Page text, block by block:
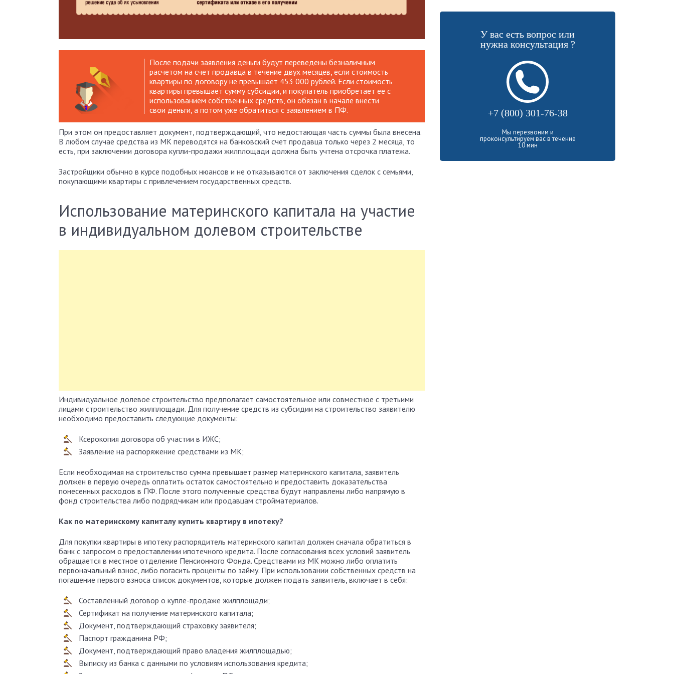
После подачи заявления деньги будут переведены безналичным
расчетом на счет продавца в течение двух месяцев, если стоимость
квартиры по договору не превышает 453 000 рублей. Если стоимость
квартиры превышает сумму субсидии, и покупатель приобретает ее с
использованием собственных средств, он обязан в начале внести
свои деньги, а потом уже обратиться с заявлением в ПФ.
При этом он предоставляет документ, подтверждающий, что недостающая часть суммы была внесена.
В любом случае средства из МК переводятся на банковский счет продавца только через 2 месяца, то
есть, при заключении договора купли-продажи жилплощади должна быть учтена отсрочка платежа.
Застройщики обычно в курсе подобных нюансов и не отказываются от заключения сделок с семьями,
покупающими квартиры с привлечением государственных средств.
Использование материнского капитала на участие
в индивидуальном долевом строительстве
Индивидуальное долевое строительство предполагает самостоятельное или совместное с третьими
лицами строительство жилплощади. Для получение средств из субсидии на строительство заявителю
необходимо предоставить следующие документы:
Ксерокопия договора об участии в ИЖС;
Заявление на распоряжение средствами из МК;
Если необходимая на строительство сумма превышает размер материнского капитала, заявитель
должен в первую очередь оплатить остаток самостоятельно и предоставить доказательства
понесенных расходов в ПФ. После этого полученные средства будут направлены либо напрямую в
фонд строительства либо подрядчикам или продавцам стройматериалов.
Как по материнскому капиталу купить квартиру в ипотеку?
Для покупки квартиры в ипотеку распорядитель материнского капитал должен сначала обратиться в
банк с запросом о предоставлении ипотечного кредита. После согласования всех условий заявитель
обращается в местное отделение Пенсионного Фонда. Средствами из МК можно либо оплатить
первоначальный взнос, либо погасить проценты по займу. При использовании собственных средств на
погашение первого взноса список документов, которые должен подать заявитель, включает в себя:
Составленный договор о купле-продаже жилплощади;
Сертификат на получение материнского капитала;
Документ, подтверждающий страховку заявителя;
Паспорт гражданина РФ;
Документ, подтверждающий право владения жилплощадью;
Выписку из банка с данными по условиям использования кредита;
У вас есть вопрос или
нужна консультация ?
+7 (800) 301-76-38
Мы перезвоним и
проконсультируем вас в течение
10 мин